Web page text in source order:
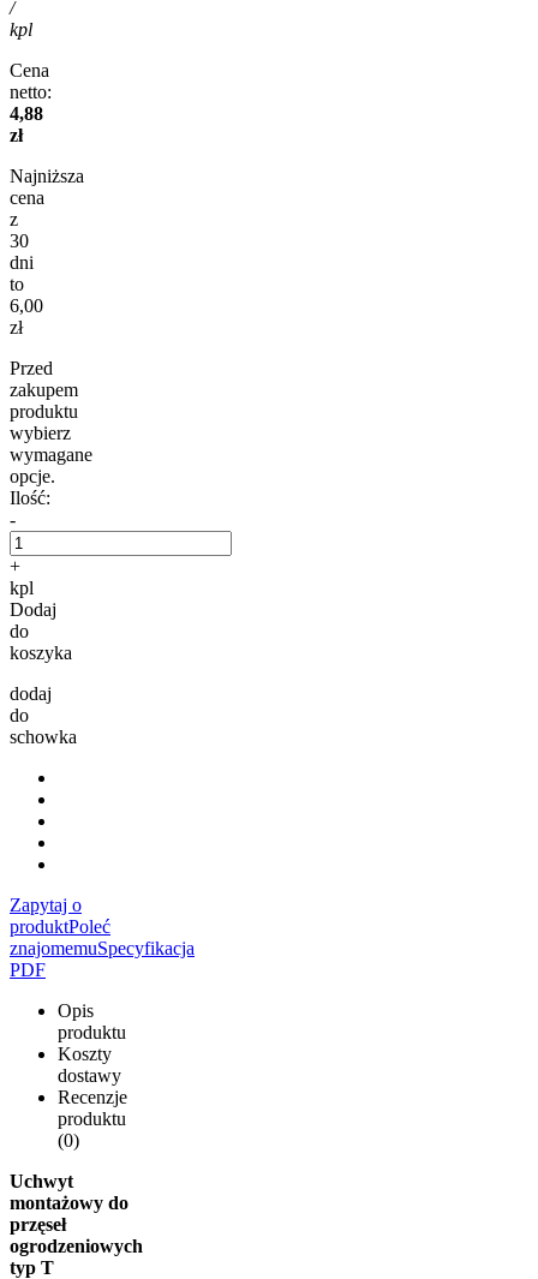
/
kpl
Cena
netto:
4,88
zł
Najniższa
cena
z
30
dni
to
6,00
zł
Przed
zakupem
produktu
wybierz
wymagane
opcje.
Ilość:
-
+
kpl
Dodaj
do
koszyka
dodaj
do
schowka
Zapytaj o
produktPoleć
znajomemuSpecyfikacja
PDF
Opis
produktu
Koszty
dostawy
Recenzje
produktu
(0)
Uchwyt
montażowy do
przęseł
ogrodzeniowych
typ T